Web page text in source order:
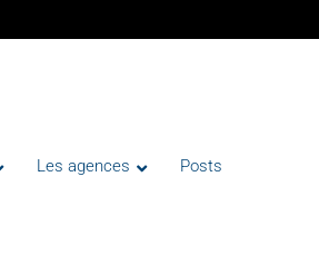
Les agences Posts